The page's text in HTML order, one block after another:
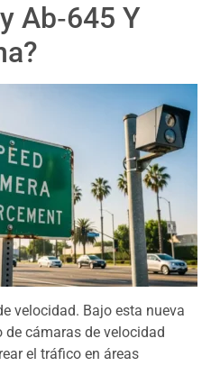
Ab‑645 Y
velocidad. Bajo esta nueva
de cámaras de velocidad
el tráfico en áreas